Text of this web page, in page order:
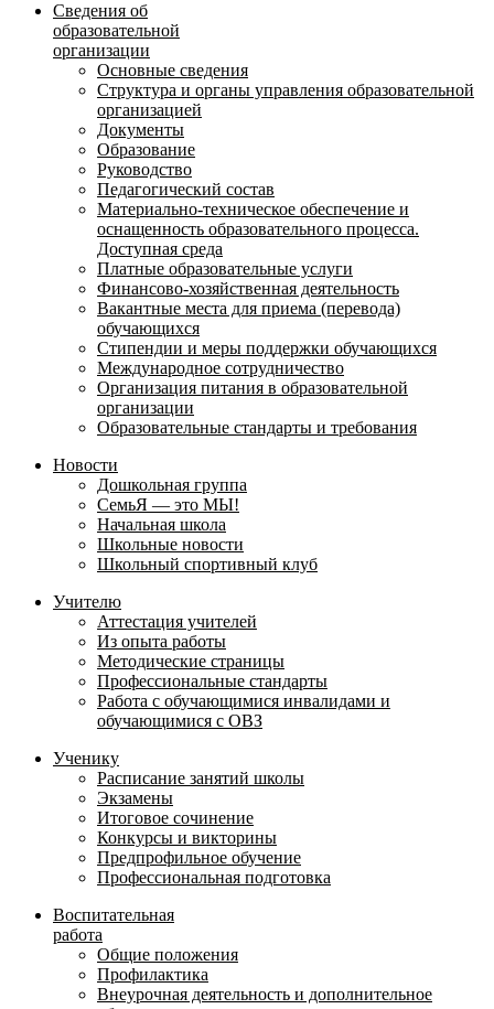
Сведения об
образовательной
организации
Основные сведения
Структура и органы управления образовательной
организацией
Документы
Образование
Руководство
Педагогический состав
Материально-техническое обеспечение и
оснащенность образовательного процесса.
Доступная среда
Платные образовательные услуги
Финансово-хозяйственная деятельность
Вакантные места для приема (перевода)
обучающихся
Стипендии и меры поддержки обучающихся
Международное сотрудничество
Организация питания в образовательной
организации
Образовательные стандарты и требования
Новости
Дошкольная группа
СемьЯ — это МЫ!
Начальная школа
Школьные новости
Школьный спортивный клуб
Учителю
Аттестация учителей
Из опыта работы
Методические страницы
Профессиональные стандарты
Работа с обучающимися инвалидами и
обучающимися с ОВЗ
Ученику
Расписание занятий школы
Экзамены
Итоговое сочинение
Конкурсы и викторины
Предпрофильное обучение
Профессиональная подготовка
Воспитательная
работа
Общие положения
Профилактика
Внеурочная деятельность и дополнительное